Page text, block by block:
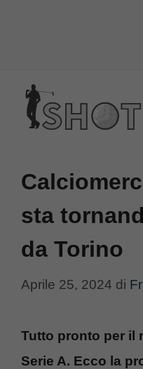
contenuto
sta
da Torino
Aprile 25, 2024 di
Tutto pronto per il
Serie A. Ecco la